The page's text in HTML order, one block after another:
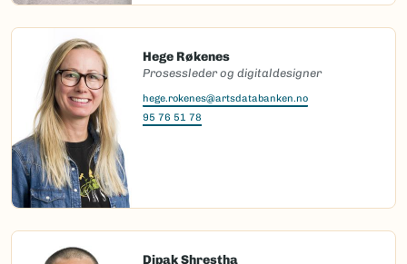
Hege Røkenes
Prosessleder og digitaldesigner
hege.rokenes@artsdatabanken.no
95 76 51 78
Dipak Shrestha